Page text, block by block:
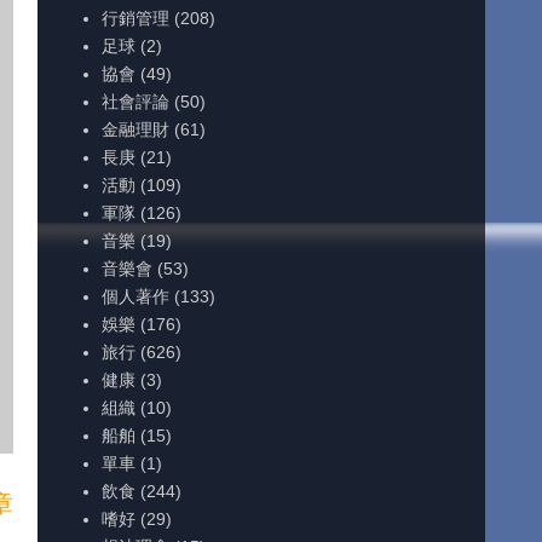
行銷管理 (208)
足球 (2)
協會 (49)
社會評論 (50)
金融理財 (61)
長庚 (21)
活動 (109)
軍隊 (126)
音樂 (19)
音樂會 (53)
個人著作 (133)
娛樂 (176)
旅行 (626)
健康 (3)
組織 (10)
船舶 (15)
單車 (1)
飲食 (244)
嗜好 (29)